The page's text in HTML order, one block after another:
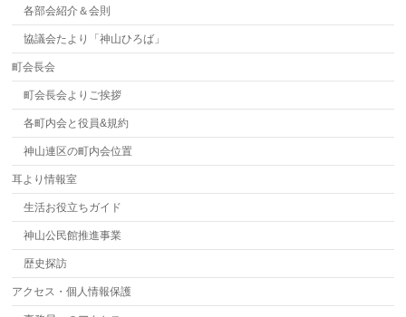
各部会紹介＆会則
協議会たより「神山ひろば」
町会長会
町会長会よりご挨拶
各町内会と役員&規約
神山連区の町内会位置
耳より情報室
生活お役立ちガイド
神山公民館推進事業
歴史探訪
アクセス・個人情報保護